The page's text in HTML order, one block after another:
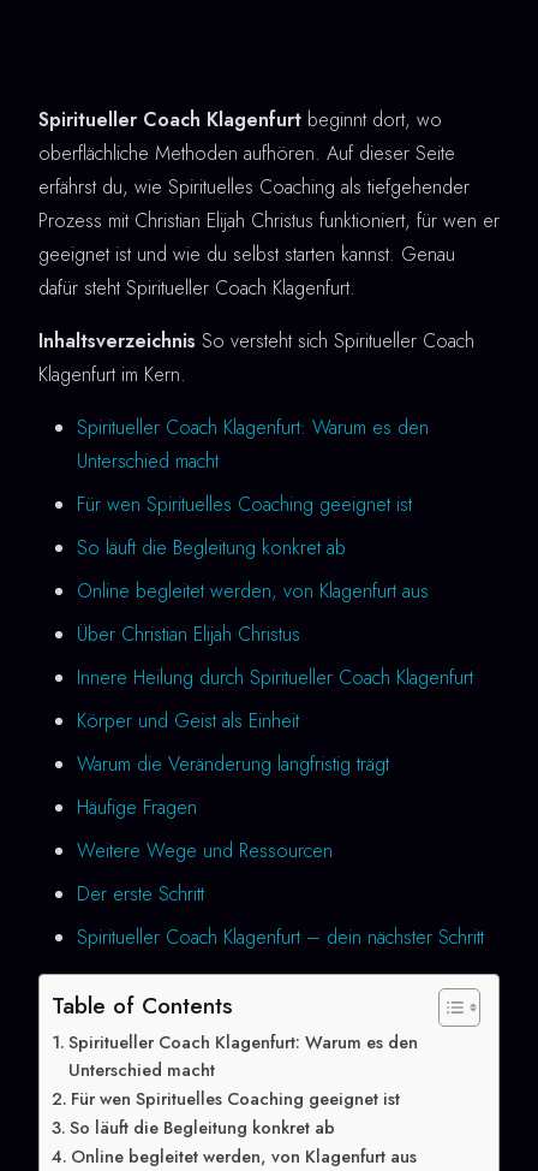
Spiritueller Coach Klagenfurt beginnt dort, wo
oberflächliche Methoden aufhören. Auf dieser Seite
erfährst du, wie Spirituelles Coaching als tiefgehender
Prozess mit Christian Elijah Christus funktioniert, für wen er
geeignet ist und wie du selbst starten kannst. Genau
dafür steht Spiritueller Coach Klagenfurt.
Inhaltsverzeichnis So versteht sich Spiritueller Coach
Klagenfurt im Kern.
Spiritueller Coach Klagenfurt: Warum es den
Unterschied macht
Für wen Spirituelles Coaching geeignet ist
So läuft die Begleitung konkret ab
Online begleitet werden, von Klagenfurt aus
Über Christian Elijah Christus
Innere Heilung durch Spiritueller Coach Klagenfurt
Körper und Geist als Einheit
Warum die Veränderung langfristig trägt
Häufige Fragen
Weitere Wege und Ressourcen
Der erste Schritt
Spiritueller Coach Klagenfurt – dein nächster Schritt
Table of Contents
Spiritueller Coach Klagenfurt: Warum es den
Unterschied macht
Für wen Spirituelles Coaching geeignet ist
So läuft die Begleitung konkret ab
Online begleitet werden, von Klagenfurt aus